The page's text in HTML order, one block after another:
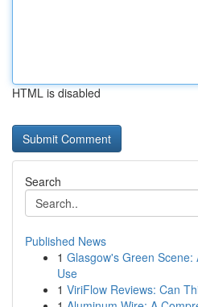
HTML is disabled
Search
Published News
1 Glasgow's Green Scene:
Use
1 ViriFlow Reviews: Can